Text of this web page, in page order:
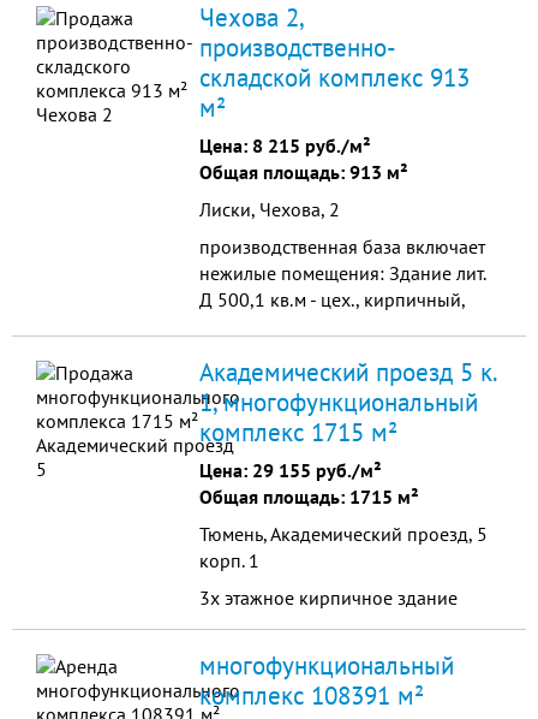
Чехова 2,
производственно-
складской комплекс 913
м²
Цена: 8 215 руб./м²
Общая площадь: 913 м²
Лиски, Чехова, 2
производственная база включает
нежилые помещения: Здание лит.
Д 500,1 кв.м - цех., кирпичный,
137,5 кв.м.- ц...
Академический проезд 5 к.
1, многофункциональный
комплекс 1715 м²
Цена: 29 155 руб./м²
Общая площадь: 1715 м²
Тюмень, Академический проезд, 5
корп. 1
3х этажное кирпичное здание
многофункциональный
комплекс 108391 м²